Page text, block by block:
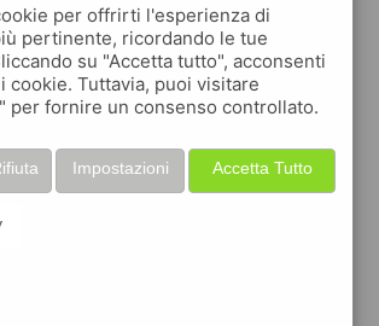
quiinzona è una app
gratuita
che ti aiuta se cerchi 'un'app per
casalinghi melzo ?' e che ti premia ogni
volta che la usi
raccogli punti da convertire inbuoni sconto
o gift card
per fare la spesa, fare
per offrirti l'esperienza di
pertinente, ricordando le tue
su "Accetta tutto", acconsenti
cookie. Tuttavia, puoi visitare
per fornire un consenso controllato.
Accetta Tutto
Impostazioni